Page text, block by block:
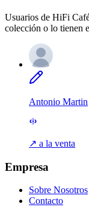
Usuarios de HiFi
colección o lo tienen
Antonio Martin
↗ a la venta
Empresa
Sobre Nosotros
Contacto